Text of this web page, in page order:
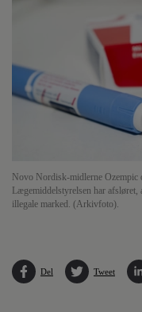
Novo Nordisk-midlerne Ozempic
Lægemiddelstyrelsen har afsløret,
illegale marked. (Arkivfoto).
Del Tweet